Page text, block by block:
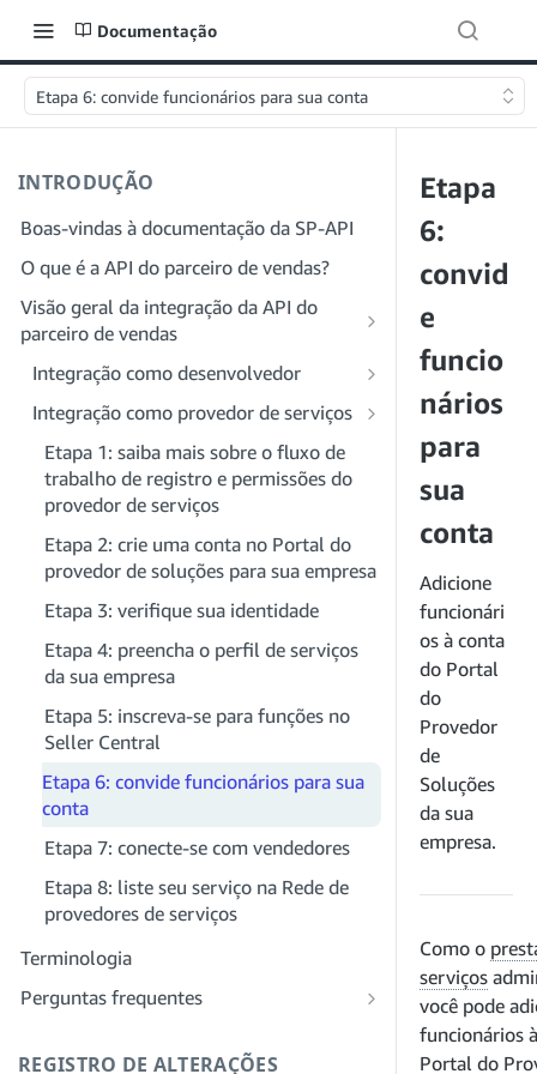
Documentação
Etapa 6: convide funcionários para sua conta
INTRODUÇÃO
Boas-vindas à documentação da SP-API
O que é a API do parceiro de vendas?
Visão geral da integração da API do
parceiro de vendas
Integração como desenvolvedor
Etapa 1: preparar para o registro
Etapa 2: criar uma conta no Portal do
provedor de soluções
Etapa 3: criar um perfil de
desenvolvedor
Etapa 4: registrar um aplicativo
sandbox
Etapa 5: fazer sua primeira chamada
para o sandbox da SP-API
Etapa 6: configurar o fluxo de trabalho
da autorização
Etapa 7: registrar seu aplicativo de
produção
Etapa 8: chamar a SP-API em produção
Etapa 9: testar seu aplicativo
Etapa 10: listar seu aplicativo
Integração como provedor de serviços
Etapa 1: saiba mais sobre o fluxo de
trabalho de registro e permissões do
provedor de serviços
Etapa 2: crie uma conta no Portal do
provedor de soluções para sua empresa
Etapa 3: verifique sua identidade
Etapa 4: preencha o perfil de serviços
da sua empresa
Etapa 5: inscreva-se para funções no
Seller Central
Etapa 6: convide funcionários para sua
conta
Etapa 7: conecte-se com vendedores
Etapa 8: liste seu serviço na Rede de
provedores de serviços
Terminologia
Perguntas frequentes
API
REGISTRO DE ALTERAÇÕES
Etapa
6:
convid
e
funcio
nários
para
sua
conta
Adicione
funcionári
os à conta
do Portal
do
Provedor
de
Soluções
da sua
empresa.
Como o
serviços
você pode
funcionários
Portal do